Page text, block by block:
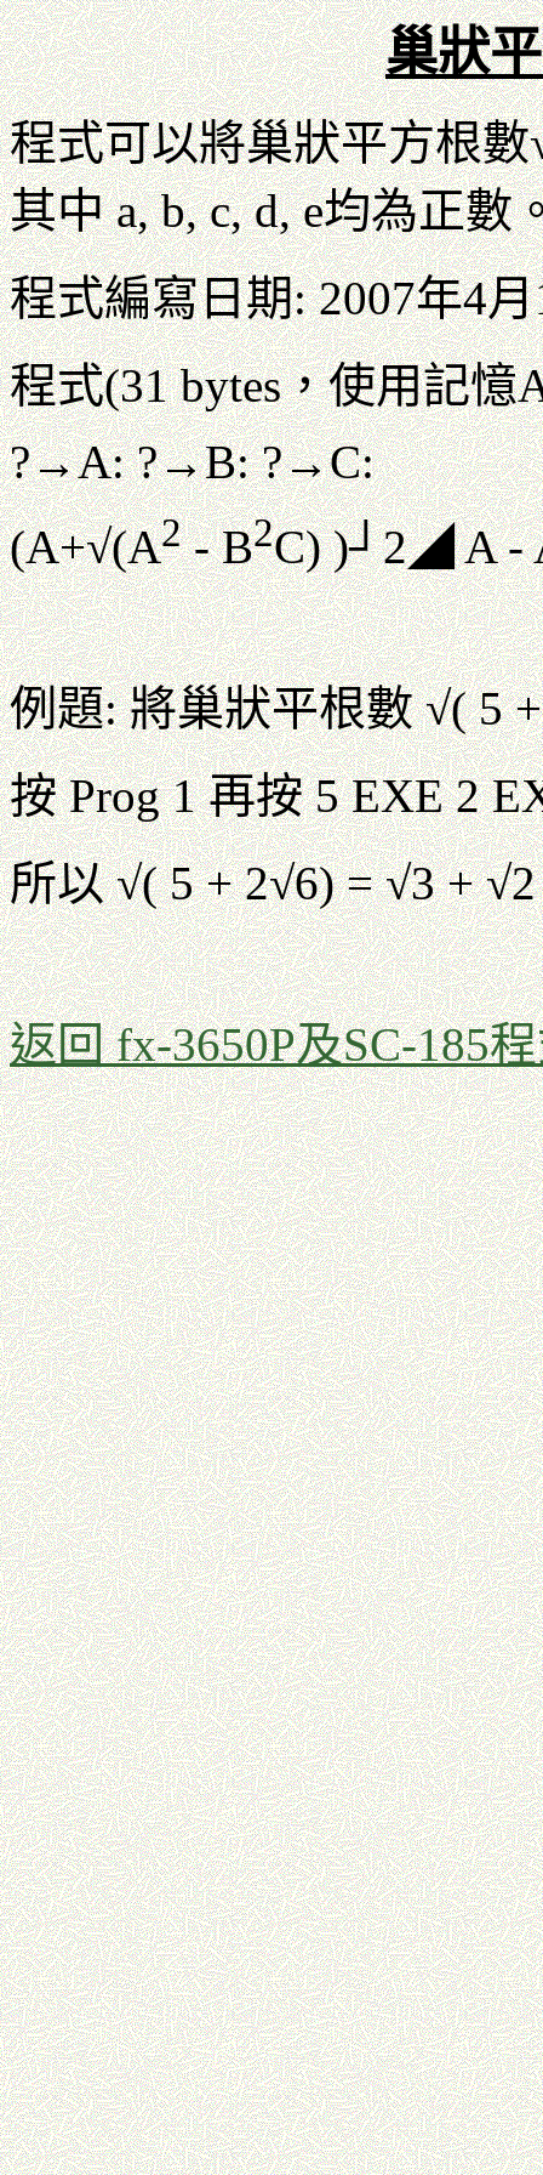
巢狀
程式可以將巢狀平方根數
其中 a, b, c, d, e均為正數
程式編寫日期: 2007年4
程式(31 bytes，使用記憶
?→A: ?→B: ?→C:
(A+√(A2- B2C) )┘2◢ A -
例題: 將巢狀平根數 √( 5
按 Prog 1 再按 5 EXE 2
所以 √( 5 + 2√6) = √3 + √2
返回 fx-3650P及SC-185